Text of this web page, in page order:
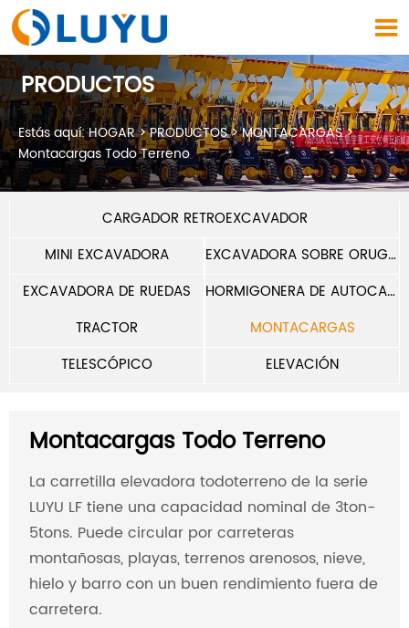

PRODUCTOS
Estás aquí:HOGAR>PRODUCTOS>MONTACARGAS>
Montacargas Todo Terreno
CARGADOR RETROEXCAVADOR
MINI EXCAVADORA
EXCAVADORA SOBRE ORUGAS
EXCAVADORA DE RUEDAS
HORMIGONERA DE AUTOCARGA
TRACTOR
MONTACARGAS
TELESCÓPICO
ELEVACIÓN
Montacargas Todo Terreno
La carretilla elevadora todoterreno de la serie
LUYU LF tiene una capacidad nominal de 3ton-
5tons. Puede circular por carreteras
montañosas, playas, terrenos arenosos, nieve,
hielo y barro con un buen rendimiento fuera de
carretera.